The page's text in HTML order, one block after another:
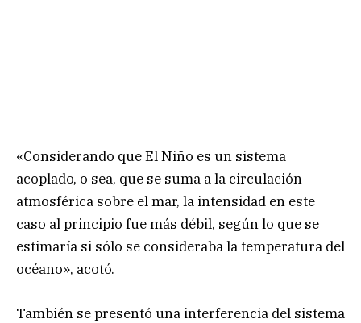
«Considerando que El Niño es un sistema
acoplado, o sea, que se suma a la circulación
atmosférica sobre el mar, la intensidad en este
caso al principio fue más débil, según lo que se
estimaría si sólo se consideraba la temperatura del
océano», acotó.
También se presentó una interferencia del sistema